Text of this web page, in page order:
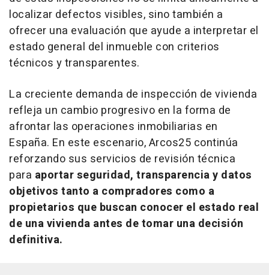
localizar defectos visibles, sino también a
ofrecer una evaluación que ayude a interpretar el
estado general del inmueble con criterios
técnicos y transparentes.
La creciente demanda de inspección de vivienda
refleja un cambio progresivo en la forma de
afrontar las operaciones inmobiliarias en
España. En este escenario, Arcos25 continúa
reforzando sus servicios de revisión técnica
para aportar seguridad, transparencia y datos
objetivos tanto a compradores como a
propietarios que buscan conocer el estado real
de una vivienda antes de tomar una decisión
definitiva.